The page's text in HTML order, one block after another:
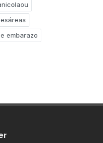
embarazo